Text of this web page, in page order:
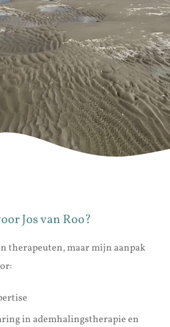
Jos van Roo?
therapeuten, maar mijn aanpak
in ademhalingstherapie en